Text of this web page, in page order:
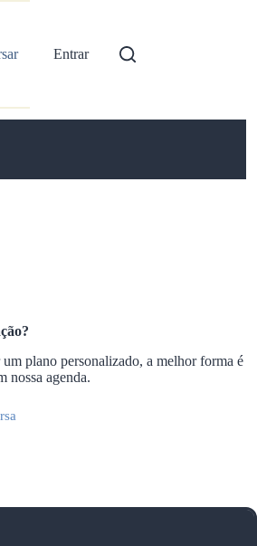
Entrar
plano personalizado, a melhor forma é
nossa agenda.